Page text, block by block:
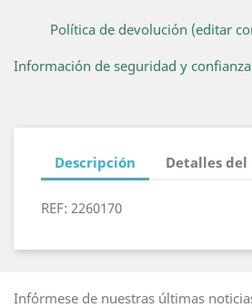
Política de devolución (editar
Información de seguridad y
Descripción Detalles
REF: 2260170
Infórmese de nuestras últimas